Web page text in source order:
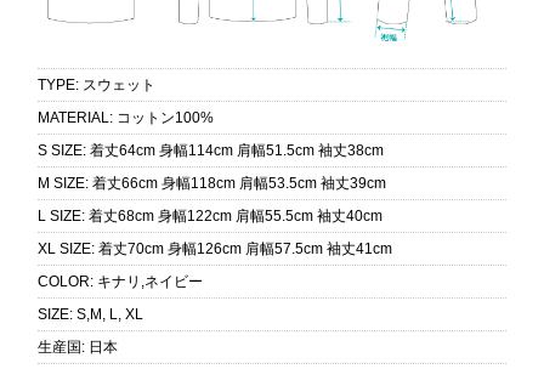
TYPE: スウェット
MATERIAL: コットン100%
S SIZE: 着丈64cm 身幅114cm 肩幅51.5cm 袖丈38cm
M SIZE: 着丈66cm 身幅118cm 肩幅53.5cm 袖丈39cm
L SIZE: 着丈68cm 身幅122cm 肩幅55.5cm 袖丈40cm
XL SIZE: 着丈70cm 身幅126cm 肩幅57.5cm 袖丈41cm
COLOR: キナリ,ネイビー
SIZE: S,M, L, XL
生産国 : 日本